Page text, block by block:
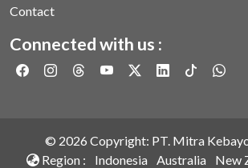
Contact
Connected with us :
© 2026 Copyright: PT. Mitra
Region :
Indonesia Australia New